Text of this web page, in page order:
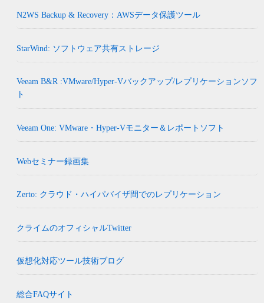
N2WS Backup & Recovery：AWSデータ保護ツール
StarWind: ソフトウェア共有ストレージ
Veeam B&R :VMware/Hyper-Vバックアップ/レプリケーションソフ
ト
Veeam One: VMware・Hyper-Vモニター＆レポートソフト
Webセミナー録画集
Zerto: クラウド・ハイパバイザ間でのレプリケーション
クライムのオフィシャルTwitter
仮想化対応ツール技術ブログ
総合FAQサイト